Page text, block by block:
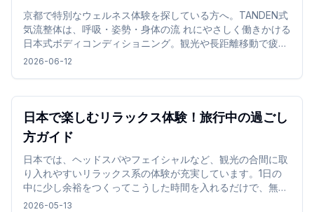
間 を
京都で特別なウェルネス体験を探している方へ。TANDEN式
気流整体は、呼吸・姿勢・身体の流 れにやさしく働きかける
日本式ボディコンディショニング。観光や長距離移動で疲れ
た身体を、静 かな和の空間で整える特別な体験です。
2026-06-12
日本で楽しむリラックス体験！旅行中の過ごし
方ガイド
日本では、ヘッドスパやフェイシャルなど、観光の合間に取
り入れやすいリラックス系の体験が充実しています。1日の
中に少し余裕をつくってこうした時間を入れるだけで、無理
なく気分を切り替えながら旅行を楽しめます。
2026-05-13